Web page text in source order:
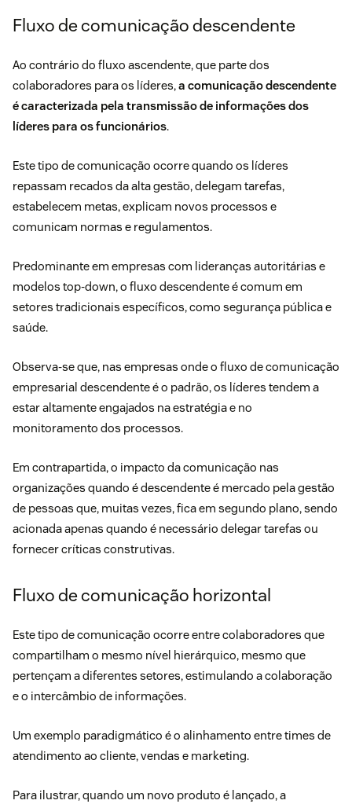
Fluxo de comunicação descendente
Ao contrário do fluxo ascendente, que parte dos
colaboradores para os líderes,a comunicação descendente
é caracterizada pela transmissão de informações dos
líderes para os funcionários.
Este tipo de comunicação ocorre quando os líderes
repassam recados da alta gestão, delegam tarefas,
estabelecem metas, explicam novos processos e
comunicam normas e regulamentos.
Predominante em empresas com lideranças autoritárias e
modelos top-down, o fluxo descendente é comum em
setores tradicionais específicos, como segurança pública e
saúde.
Observa-se que, nas empresas onde o fluxo de comunicação
empresarial descendente é o padrão, os líderes tendem a
estar altamente engajados na estratégia e no
monitoramento dos processos.
Em contrapartida, o impacto da comunicação nas
organizações quando é descendente é mercado pelagestão
de pessoas que, muitas vezes, fica em segundo plano, sendo
acionada apenas quando é necessário delegar tarefas ou
fornecer críticas construtivas.
Fluxo de comunicação horizontal
Este tipo de comunicação ocorre entre colaboradores que
compartilham o mesmo nível hierárquico, mesmo que
pertençam a diferentes setores, estimulando a colaboração
e o intercâmbio de informações.
Um exemplo paradigmático é o alinhamento entre times de
atendimento ao cliente, vendas e marketing.
Para ilustrar, quando um novo produto é lançado, a